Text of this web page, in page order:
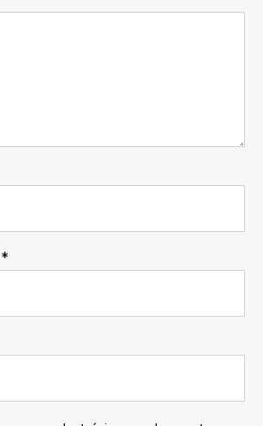
*